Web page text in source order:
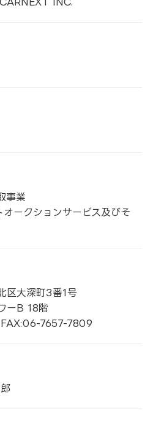
事業
オークションサービス及びそ
大深町3番1号
ーB 18階
7657-7809